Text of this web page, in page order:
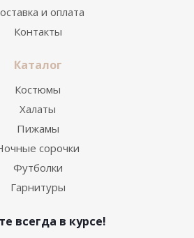
и оплата
Контакты
Каталог
Костюмы
Халаты
Пижамы
сорочки
Футболки
Гарнитуры
всегда в курсе!